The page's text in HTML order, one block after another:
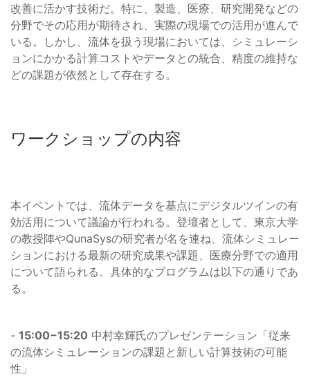
改善に活かす技術だ。特に、製造、医療、研究開発などの
分野でその応用が期待され、実際の現場での活用が進んで
いる。しかし、流体を扱う現場においては、シミュレーシ
ョンにかかる計算コストやデータとの統合、精度の維持な
どの課題が依然として存在する。
ワークショップの内容
本イベントでは、流体データを基点にデジタルツインの有
効活用について議論が行われる。登壇者として、東京大学
の教授陣やQunaSysの研究者が名を連ね、流体シミュレー
ションにおける最新の研究成果や課題、医療分野での適用
について語られる。具体的なプログラムは以下の通りであ
る。
- 15:00−15:20 中村幸輝氏のプレゼンテーション「従来
の流体シミュレーションの課題と新しい計算技術の可能
性」